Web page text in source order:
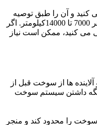
کنید و آن را طبق توصیه
های سازنده خود تعویض کنید، معمولاً هر 7000 تا 14000کیلومتر. اگر
می کنید، ممکن است نیاز
آلاینده ها از سوخت قبل از
نگه داشتن سیستم سوخت
را محدود کند و منجر